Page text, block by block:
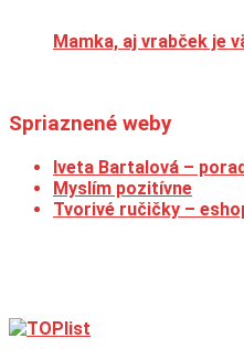
Mamka, aj vrabček je
Spriaznené weby
Iveta Bartalová –
Myslím pozitívne
Tvorivé ručičky –